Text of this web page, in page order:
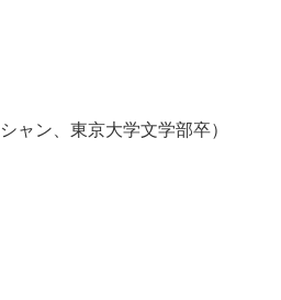
ャン、東京大学文学部卒）